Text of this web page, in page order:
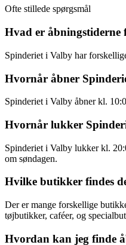
Ofte stillede spørgsmål
Hvad er åbningstiderne
Spinderiet i Valby har
Hvornår åbner
Spinderiet i Valby åbner kl.
Hvornår lukker
Spinderiet i Valby lukker kl.
om søndagen.
Hvilke butikker findes
Der er mange forskellige
tøjbutikker, caféer, og
Hvordan kan jeg finde